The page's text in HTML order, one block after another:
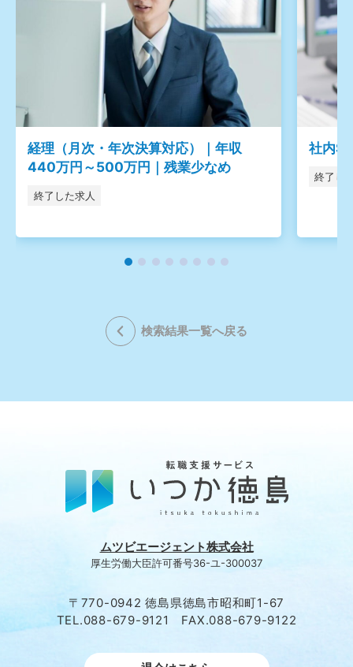
経理（月次・年次決算対応）｜年収
440万円～500万円｜残業少なめ
終了した求人
社内
終了し
検索結果一覧へ戻る
ムツビエージェント株式会社
厚生労働大臣許可番号36-ユ-300037
〒770-0942 徳島県徳島市昭和町1-67
TEL.088-679-9121 FAX.088-679-9122